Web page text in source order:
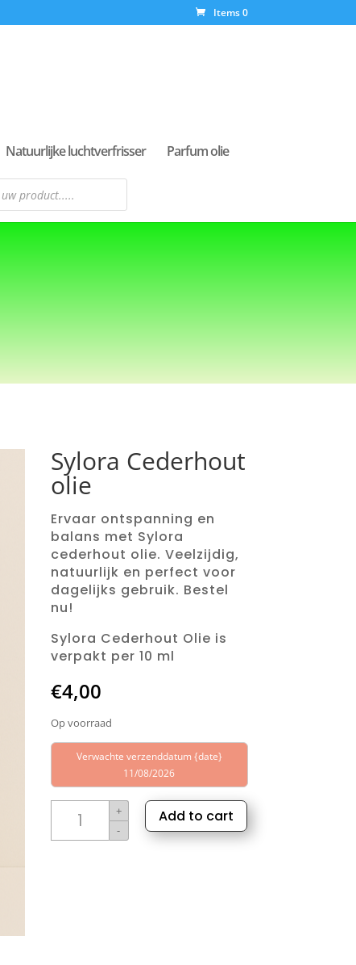
Items 0
Natuurlijke luchtverfrisser Parfum olie
Sylora Cederhout
olie
Ervaar ontspanning en
balans met Sylora
cederhout olie. Veelzijdig,
natuurlijk en perfect voor
dagelijks gebruik. Bestel
nu!
Sylora Cederhout Olie is
verpakt per 10 ml
€4,00
Op voorraad
Verwachte verzenddatum {date}
11/08/2026
Cederhout
olie
+
-
Add to cart